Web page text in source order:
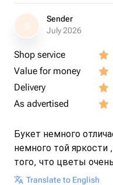
S
Sender
July 2026
Shop service
Value for money
Delivery
As advertised
Букет немного
немного той
того, что цветы
Translate to English